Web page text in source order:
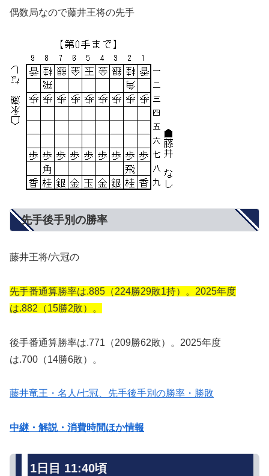
偶数局なので藤井王将の先手
先手後手別の勝率
藤井王将/六冠の
先手番通算勝率は.885（224勝29敗1持）。2025年度
は.882（15勝2敗）。
後手番通算勝率は.771（209勝62敗）。2025年度
は.700（14勝6敗）。
藤井竜王・名人/七冠、先手後手別の勝率・勝敗
中継・解説・消費時間ほか情報
1日目 11:40頃